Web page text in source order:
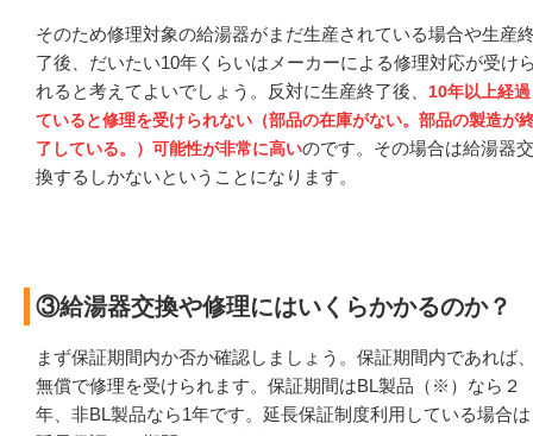
そのため修理対象の給湯器がまだ生産されている場合や生産
了後、だいたい10年くらいはメーカーによる修理対応が受け
れると考えてよいでしょう。反対に生産終了後、 10年以上経
ていると修理を受けられない（部品の在庫がない。部品の製造が
了している。）可能性が非常に高いのです。その場合は給湯器交
換するしかないということになります。
③給湯器交換や修理にはいくらかかるのか？
まず保証期間内か否か確認しましょう。保証期間内であれば
無償で修理を受けられます。保証期間はBL製品（※）なら２
年、非BL製品なら1年です。延長保証制度利用している場合は